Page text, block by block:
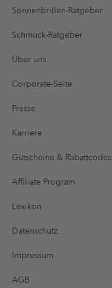
Sonnenbrillen-Ratgeber
Schmuck-Ratgeber
Über uns
Corporate-Seite
Presse
Karriere
Gutscheine & Rabattcodes
Affiliate Program
Lexikon
Datenschutz
Impressum
AGB